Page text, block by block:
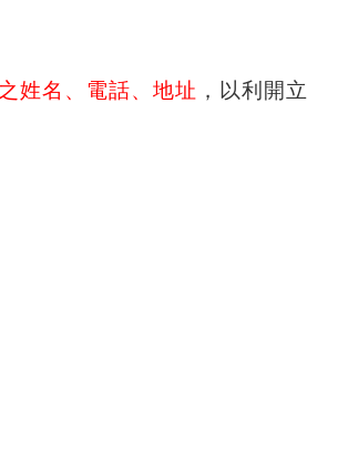
姓名、電話、地址 ，以利開立